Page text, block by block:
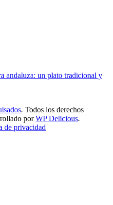
andaluza: un plato tradicional y
. Todos los derechos
porWP Delicious.
de privacidad